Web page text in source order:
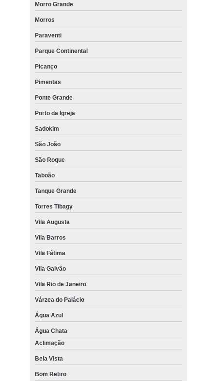
Morro Grande
Morros
Paraventi
Parque Continental
Picanço
Pimentas
Ponte Grande
Porto da Igreja
Sadokim
São João
São Roque
Taboão
Tanque Grande
Torres Tibagy
Vila Augusta
Vila Barros
Vila Fátima
Vila Galvão
Vila Rio de Janeiro
Várzea do Palácio
Água Azul
Água Chata
Aclimação
Bela Vista
Bom Retiro